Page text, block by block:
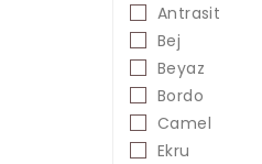
Antrasit
Bej
Beyaz
Bordo
Camel
Ekru